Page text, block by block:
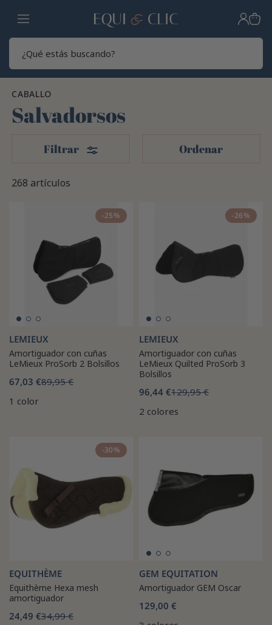
Hogar
CABALLO
Salvadorsos
268 artículos
Filtrar Filtros Ordenar
-25%
LEMIEUX
Amortiguador con cuñas
LeMieux ProSorb 2 Bolsillos
67,03 €89,95 €
1 color
-26%
LEMIEUX
Amortiguador con cuñas
LeMieux Quilted ProSorb 3
Bolsillos
96,44 €129,95 €
2 colores
-30%
EQUITHÈME
Equithème Hexa mesh
amortiguador
24,49 €34,99 €
GEM EQUITATION
Amortiguador GEM Oscar
129,00 €